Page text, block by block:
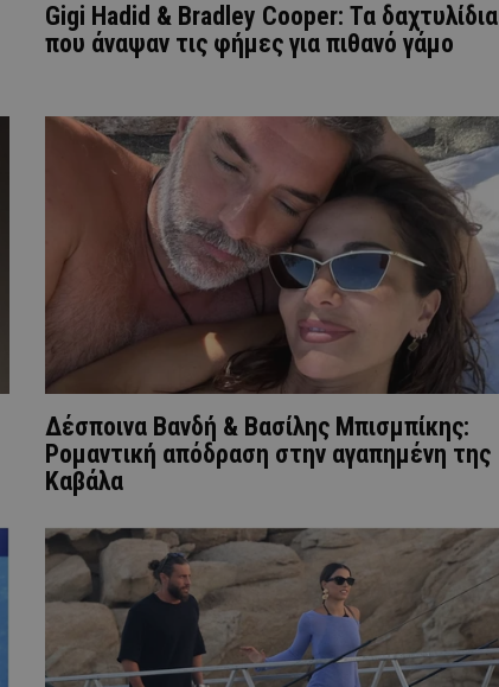
Gigi Hadid & Bradley Cooper: Τα δαχτυλίδια
που άναψαν τις φήμες για πιθανό γάμο
Δέσποινα Βανδή & Βασίλης Μπισμπίκης:
Ρομαντική απόδραση στην αγαπημένη της
Καβάλα